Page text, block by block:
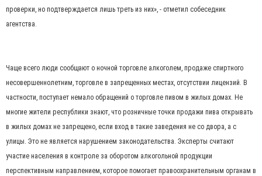
проверки, но подтверждается лишь треть из них», - отметил собеседник
агентства.
Чаще всего люди сообщают о ночной торговле алкоголем, продаже спиртного
несовершеннолетним, торговле в запрещенных местах, отсутствии лицензий. В
частности, поступает немало обращений о торговле пивом в жилых домах. Не
многие жители республики знают, что розничные точки продажи пива открывать
в жилых домах не запрещено, если вход в такие заведения не со двора, а с
улицы. Это не является нарушением законодательства. Эксперты считают
участие населения в контроле за оборотом алкогольной продукции
перспективным направлением, которое помогает правоохранительным органам в